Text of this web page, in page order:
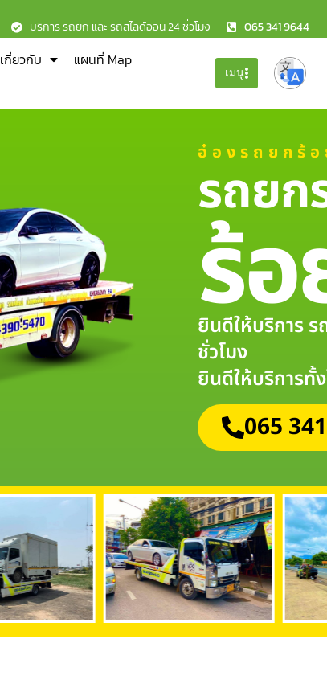
บริการ รถยก และ รถสไลด์ออน 24 ชั่วโมง 065 341 9644
เกี่ยวกับ
แผนที่ Map
เมนู
อ๋องรถยกร้
รถยก
ร้
ยินดีให้บริการ
ชั่วโมง
ยินดีให้บริการทั้
065